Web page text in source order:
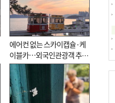
에어컨 없는 스카이캡슐·케
이블카…외국인관광객 추억
대신 고역 될라